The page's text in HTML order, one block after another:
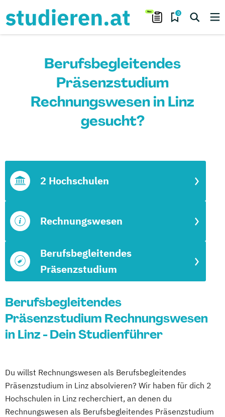
0
Berufsbegleitendes
Präsenzstudium
Rechnungswesen in Linz
gesucht?
Berufsbegleitendes
Präsenzstudium
Rechnungswesen
2 Hochschulen
Berufsbegleitendes
Präsenzstudium Rechnungswesen
in Linz - Dein Studienführer
Du willst Rechnungswesen als Berufsbegleitendes
Präsenzstudium in Linz absolvieren? Wir haben für dich 2
Hochschulen in Linz recherchiert, an denen du
Rechnungswesen als Berufsbegleitendes Präsenzstudium